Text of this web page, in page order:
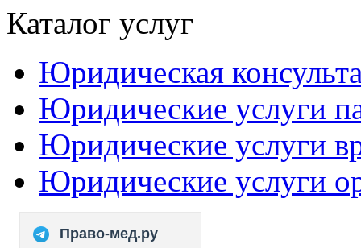
Каталог услуг
Юридическая
Юридические услуги
Юридические услуги
Юридические услуги
Право-мед.ру